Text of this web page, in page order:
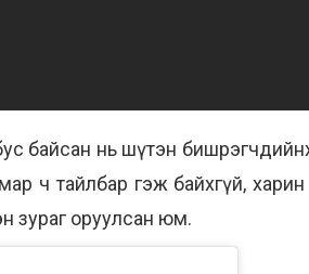
байсан нь шүтэн
ч тайлбар гэж байхгүй,
зураг оруулсан юм.